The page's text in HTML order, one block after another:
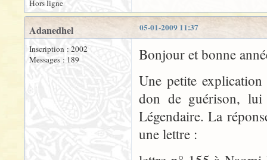
Hors ligne
05-01-2009 11:37
Adanedhel
Inscription : 2002
Messages : 189
Bonjour et bonne
Une petite
don de guérison,
Légendaire. La
une lettre :